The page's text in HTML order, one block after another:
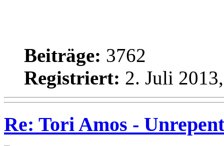
Beiträge: 3762
Registriert: 2. Juli
Re: Tori Amos -